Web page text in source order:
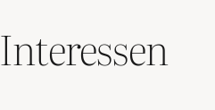
Interessen